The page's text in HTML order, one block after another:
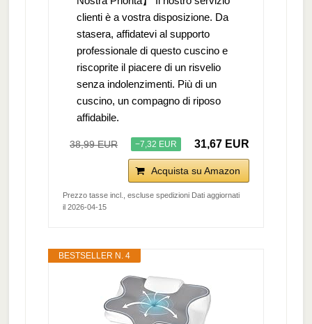
clienti è a vostra disposizione. Da
stasera, affidatevi al supporto
professionale di questo cuscino e
riscoprite il piacere di un risvelio
senza indolenzimenti. Più di un
cuscino, un compagno di riposo
affidabile.
38,99 EUR −7,32 EUR 31,67 EUR
Acquista su Amazon
Prezzo tasse incl., escluse spedizioni Dati aggiornati
il 2026-04-15
BESTSELLER N. 4